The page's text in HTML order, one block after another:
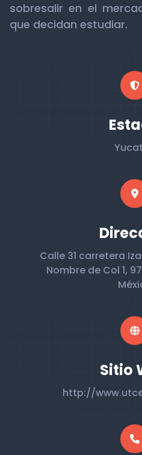
sobresalir en el
que decidan estudiar.
Calle 31 carretera
Nombre de Col 1,
Sitio
http://